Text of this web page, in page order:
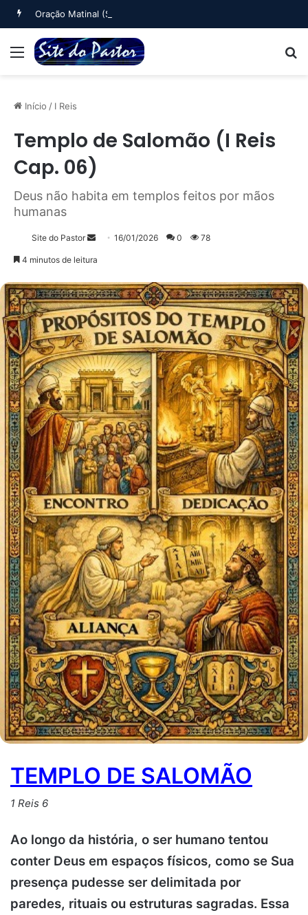
Oração Matinal (Salmo 5)
Menu
Início / I Reis
Templo de Salomão (I Reis
Cap. 06)
Deus não habita em templos feitos por mãos
humanas
Site do Pastor
Mande
mail
16/01/2026 0 78
4 minutos de leitura
TEMPLO DE SALOMÃO
1 Reis 6
Ao longo da história, o ser humano tentou
conter Deus em espaços físicos, como se Sua
presença pudesse ser delimitada por
paredes, rituais ou estruturas sagradas. Essa